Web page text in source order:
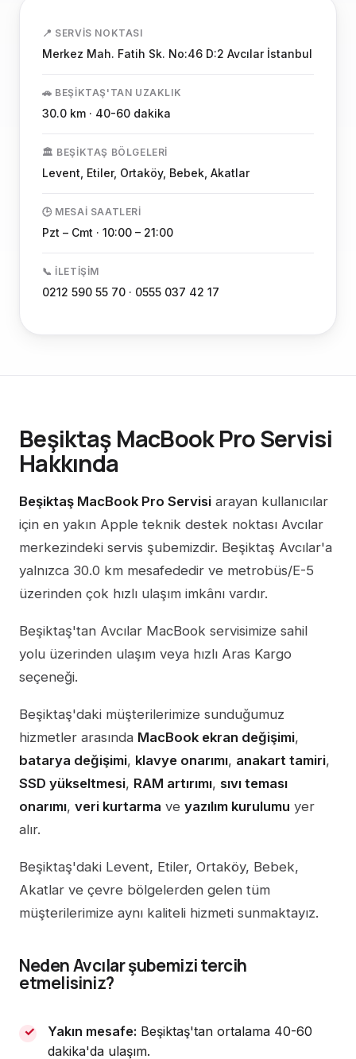
📍 SERVIS NOKTASI
Merkez Mah. Fatih Sk. No:46 D:2 Avcılar İstanbul
🚗 BEŞIKTAŞ'TAN UZAKLIK
30.0 km · 40-60 dakika
🏛️ BEŞIKTAŞ BÖLGELERI
Levent, Etiler, Ortaköy, Bebek, Akatlar
🕒 MESAI SAATLERI
Pzt – Cmt · 10:00 – 21:00
📞 İLETIŞIM
0212 590 55 70 · 0555 037 42 17
Beşiktaş MacBook Pro Servisi
Hakkında
Beşiktaş MacBook Pro Servisi arayan kullanıcılar
için en yakın Apple teknik destek noktası Avcılar
merkezindeki servis şubemizdir. Beşiktaş Avcılar'a
yalnızca 30.0 km mesafededir ve metrobüs/E-5
üzerinden çok hızlı ulaşım imkânı vardır.
Beşiktaş'tan Avcılar MacBook servisimize sahil
yolu üzerinden ulaşım veya hızlı Aras Kargo
seçeneği.
Beşiktaş'daki müşterilerimize sunduğumuz
hizmetler arasında MacBook ekran değişimi,
batarya değişimi, klavye onarımı, anakart tamiri,
SSD yükseltmesi, RAM artırımı, sıvı teması
onarımı, veri kurtarma ve yazılım kurulumu yer
alır.
Beşiktaş'daki Levent, Etiler, Ortaköy, Bebek,
Akatlar ve çevre bölgelerden gelen tüm
müşterilerimize aynı kaliteli hizmeti sunmaktayız.
Neden Avcılar şubemizi tercih
etmelisiniz?
Yakın mesafe: Beşiktaş'tan ortalama 40-60
dakika'da ulaşım.